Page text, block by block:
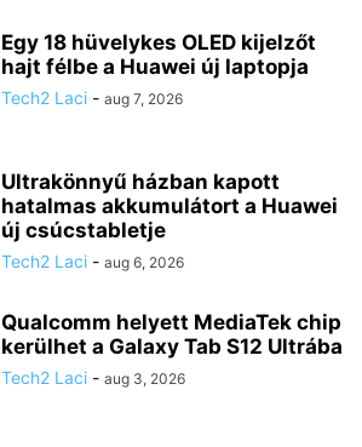
Egy 18 hüvelykes OLED kijelzőt
hajt félbe a Huawei új laptopja
Tech2 Laci - aug 7, 2026
Ultrakönnyű házban kapott
hatalmas akkumulátort a Huawei
új csúcstabletje
Tech2 Laci - aug 6, 2026
Qualcomm helyett MediaTek chip
kerülhet a Galaxy Tab S12 Ultrába
Tech2 Laci - aug 3, 2026